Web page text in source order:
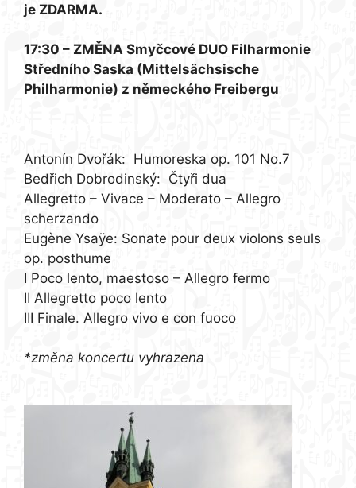
je ZDARMA.
17:30 – ZMĚNA Smyčcové DUO Filharmonie
Středního Saska (Mittelsächsische
Philharmonie) z německého Freibergu
Antonín Dvořák: Humoreska op. 101 No.7
Bedřich Dobrodinský: Čtyři dua
Allegretto – Vivace – Moderato – Allegro
scherzando
Eugène Ysaÿe: Sonate pour deux violons seuls
op. posthume
I Poco lento, maestoso – Allegro fermo
II Allegretto poco lento
III Finale. Allegro vivo e con fuoco
*změna koncertu vyhrazena